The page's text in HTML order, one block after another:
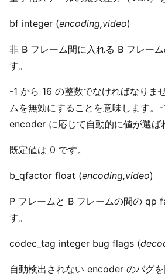
bf integer (encoding,video)
非 B フレーム間に入れる B フレー
す。
-1 から 16 の整数でなければなりま
ムを無効にすることを意味します。-
encoder に応じて自動的に値が選ば
既定値は 0 です。
b_qfactor float (encoding,video)
P フレームと B フレームの間の qp
す。
codec_tag integer bug flags (
自動検出されない encoder のバグを